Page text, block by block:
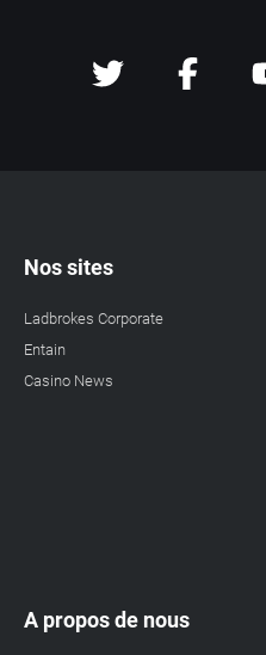
Nos sites
Ladbrokes Corporate
Entain
Casino News
A propos de nous